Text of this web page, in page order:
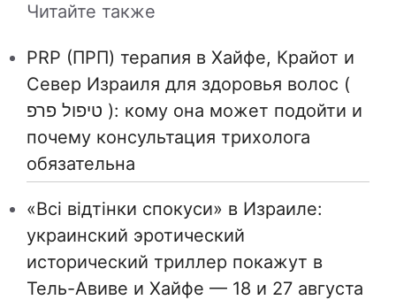
Читайте также
PRP (ПРП) терапия в Хайфе, Крайот и
Север Израиля для здоровья волос (
טיפול פרפ ): кому она может подойти и
почему консультация трихолога
обязательна
«Всі відтінки спокуси» в Израиле:
украинский эротический
исторический триллер покажут в
Тель-Авиве и Хайфе — 18 и 27 августа